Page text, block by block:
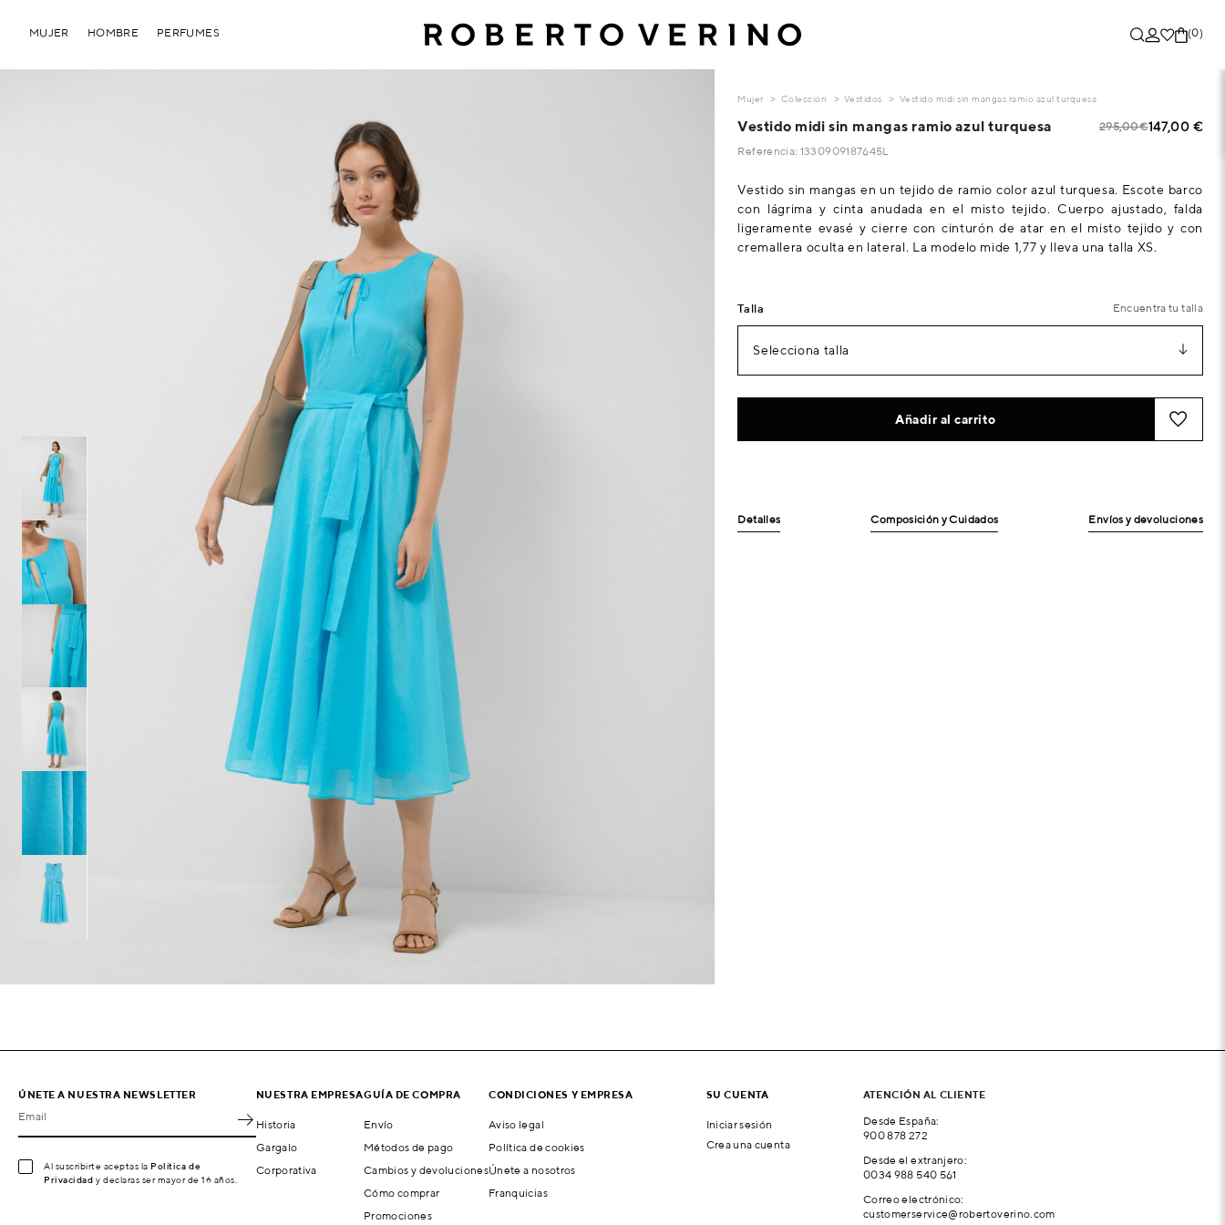
(0)
MUJER HOMBRE PERFUMES
Mujer Colección Vestidos Vestido midi sin mangas ramio azul turquesa
Vestido midi sin mangas ramio azul turquesa 295,00 €147,00 €
Referencia: 1330909187645L
Vestido sin mangas en un tejido de ramio color azul turquesa. Escote barco
con lágrima y cinta anudada en el misto tejido. Cuerpo ajustado, falda
ligeramente evasé y cierre con cinturón de atar en el misto tejido y con
cremallera oculta en lateral. La modelo mide 1,77 y lleva una talla XS.
Talla Encuentra tu talla
Selecciona talla
Añadir al carrito
Detalles Composición y Cuidados Envíos y devoluciones
ÚNETE A NUESTRA NEWSLETTER
Email
Al suscribirte aceptas la Política de
Privacidad y declaras ser mayor de 16 años.
NUESTRA EMPRESA
Historia
Gargalo
Corporativa
GUÍA DE COMPRA
Envío
Métodos de pago
Cambios y devoluciones
Cómo comprar
Promociones
CONDICIONES Y EMPRESA
Aviso legal
Política de cookies
Únete a nosotros
Franquicias
SU CUENTA
Iniciar sesión
Crea una cuenta
ATENCIÓN AL CLIENTE
Desde España:
900 878 272
Desde el extranjero:
0034 988 540 561
Correo electrónico:
customerservice@robertoverino.com